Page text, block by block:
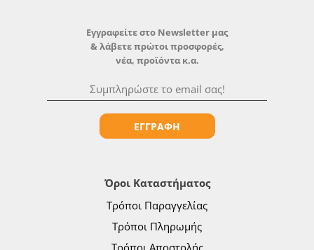
Όροι Καταστήματος
Τρόποι Παραγγελίας
Τρόποι Πληρωμής
Εγγραφείτε στο Newsletter μας
& λάβετε πρώτοι προσφορές,
νέα, προϊόντα κ.α.
ΕΓΓΡΑΦΗ